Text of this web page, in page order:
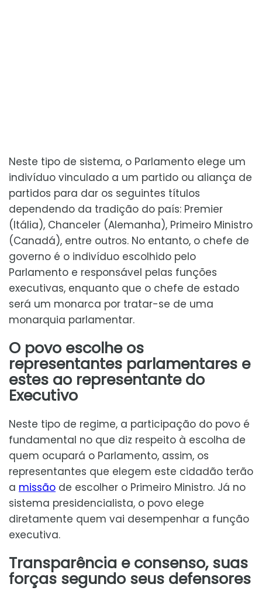
Neste tipo de sistema, o Parlamento elege um
indivíduo vinculado a um partido ou aliança de
partidos para dar os seguintes títulos
dependendo da tradição do país: Premier
(Itália), Chanceler (Alemanha), Primeiro Ministro
(Canadá), entre outros. No entanto, o chefe de
governo é o indivíduo escolhido pelo
Parlamento e responsável pelas funções
executivas, enquanto que o chefe de estado
será um monarca por tratar-se de uma
monarquia parlamentar.
O povo escolhe os
representantes parlamentares e
estes ao representante do
Executivo
Neste tipo de regime, a participação do povo é
fundamental no que diz respeito à escolha de
quem ocupará o Parlamento, assim, os
representantes que elegem este cidadão terão
a missão de escolher o Primeiro Ministro. Já no
sistema presidencialista, o povo elege
diretamente quem vai desempenhar a função
executiva.
Transparência e consenso, suas
forças segundo seus defensores